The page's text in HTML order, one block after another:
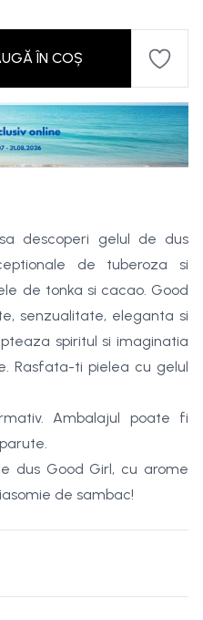
ÎN COȘ
descoperi gelul de dus
de tuberoza si
de tonka si cacao. Good
senzualitate, eleganta si
spiritul si imaginatia
Rasfata-ti pielea cu gelul
Ambalajul poate fi
dus Good Girl, cu arome
de sambac!